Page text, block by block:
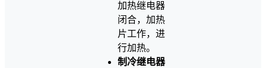
加热继电器
闭合，加热
片工作，进
行加热。
制冷继电器